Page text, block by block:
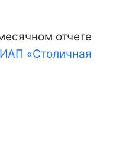
отчете
ИАП «Столичная